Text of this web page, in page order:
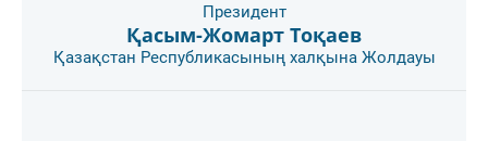
Президент
Қасым-Жомарт Тоқаев
Қазақстан Республикасының халқына Жолдауы